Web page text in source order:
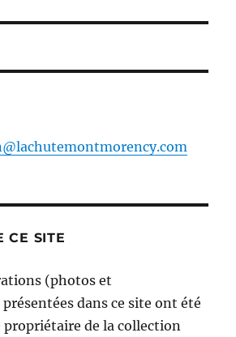
CE SITE
(photos et
dans ce site ont été
propriétaire de la collection